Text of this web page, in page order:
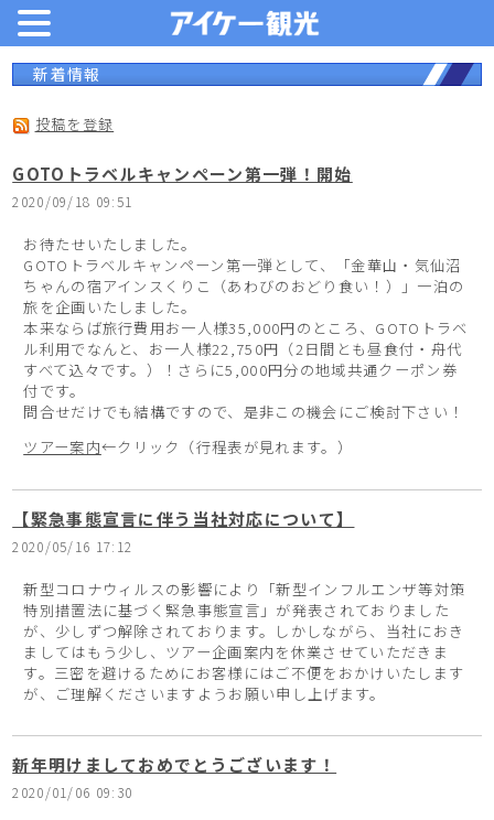
新着情報
投稿を登録
GOTOトラベルキャンペーン第一弾！開始
2020/09/18 09:51
お待たせいたしました。
GOTOトラベルキャンペーン第一弾として、「金華山・気仙沼
ちゃんの宿アインスくりこ（あわびのおどり食い！）」一泊の
旅を企画いたしました。
本来ならば旅行費用お一人様35,000円のところ、GOTOトラベ
ル利用でなんと、お一人様22,750円（2日間とも昼食付・舟代
すべて込々です。）！さらに5,000円分の地域共通クーポン券
付です。
問合せだけでも結構ですので、是非この機会にご検討下さい！
ツアー案内←クリック（行程表が見れます。）
【緊急事態宣言に伴う当社対応について】
2020/05/16 17:12
新型コロナウィルスの影響により「新型インフルエンザ等対策
特別措置法に基づく緊急事態宣言」が発表されておりました
が、少しずつ解除されております。しかしながら、当社におき
ましてはもう少し、ツアー企画案内を休業させていただきま
す。三密を避けるためにお客様にはご不便をおかけいたします
が、ご理解くださいますようお願い申し上げます。
新年明けましておめでとうございます！
2020/01/06 09:30